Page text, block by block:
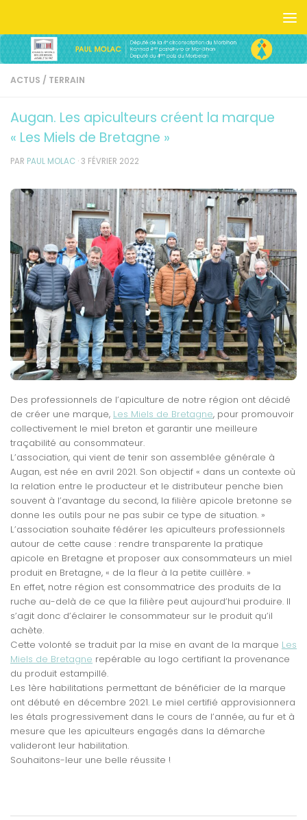
ACTUS / TERRAIN
Augan. Les apiculteurs créent la marque
« Les Miels de Bretagne »
PAR PAUL MOLAC ·3 FÉVRIER 2022
Des professionnels de l’apiculture de notre région ont décidé
de créer une marque, Les Miels de Bretagne, pour promouvoir
collectivement le miel breton et garantir une meilleure
traçabilité au consommateur.
L’association, qui vient de tenir son assemblée générale à
Augan, est née en avril 2021. Son objectif « dans un contexte où
la relation entre le producteur et le distributeur penche bien
souvent à l’avantage du second, la filière apicole bretonne se
donne les outils pour ne pas subir ce type de situation. »
L’association souhaite fédérer les apiculteurs professionnels
autour de cette cause : rendre transparente la pratique
apicole en Bretagne et proposer aux consommateurs un miel
produit en Bretagne, « de la fleur à la petite cuillère. »
En effet, notre région est consommatrice des produits de la
ruche au-delà de ce que la filière peut aujourd’hui produire. Il
s’agit donc d’éclairer le consommateur sur le produit qu’il
achète.
Cette volonté se traduit par la mise en avant de la marque Les
Miels de Bretagne repérable au logo certifiant la provenance
du produit estampillé.
Les 1ère habilitations permettant de bénéficier de la marque
ont débuté en décembre 2021. Le miel certifié approvisionnera
les étals progressivement dans le cours de l’année, au fur et à
mesure que les apiculteurs engagés dans la démarche
valideront leur habilitation.
Souhaitons-leur une belle réussite !